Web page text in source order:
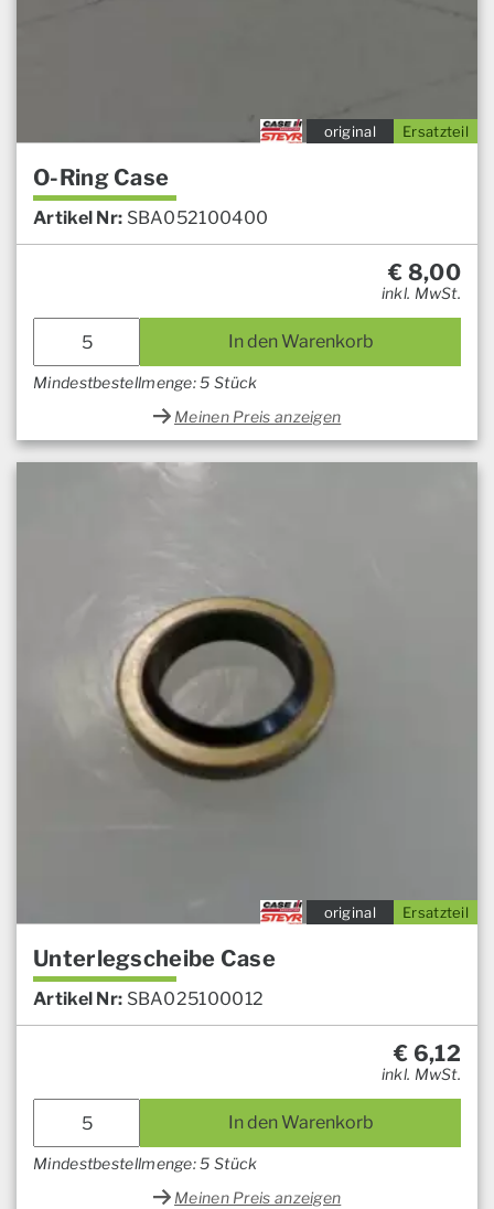
Ersatzteil
original
O-Ring Case
Artikel Nr: SBA052100400
€ 8,00
inkl. MwSt.
In den Warenkorb
Mindestbestellmenge: 5 Stück
Meinen Preis anzeigen
Ersatzteil
original
Unterlegscheibe Case
Artikel Nr: SBA025100012
€ 6,12
inkl. MwSt.
In den Warenkorb
Mindestbestellmenge: 5 Stück
Meinen Preis anzeigen